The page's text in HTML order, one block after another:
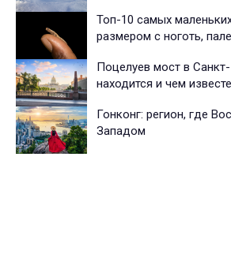
Топ-10 самых
размером с ноготь,
Поцелуев мост в Санкт-
находится и чем
Гонконг: регион, где
Западом